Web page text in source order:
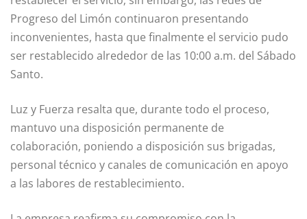
Progreso del Limón continuaron presentando
inconvenientes, hasta que finalmente el servicio pudo
ser restablecido alrededor de las 10:00 a.m. del Sábado
Santo.
Luz y Fuerza resalta que, durante todo el proceso,
mantuvo una disposición permanente de
colaboración, poniendo a disposición sus brigadas,
personal técnico y canales de comunicación en apoyo
a las labores de restablecimiento.